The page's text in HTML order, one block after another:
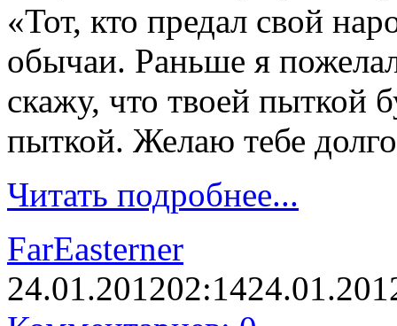
«Тот, кто предал свой
обычаи. Раньше я
скажу, что твоей пыткой
пыткой. Желаю тебе
Читать подробнее...
FarEasterner
24.01.201202:14